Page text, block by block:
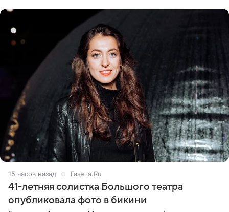
15 часов назад Газета.Ru
41-летняя солистка Большого театра
опубликовала фото в бикини